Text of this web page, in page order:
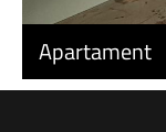
Apartament